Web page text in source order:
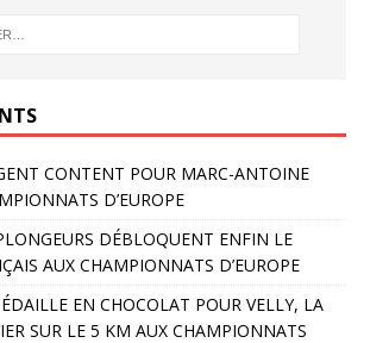
CONTENT POUR MARC-ANTOINE
D’EUROPE
DÉBLOQUENT ENFIN LE
AUX CHAMPIONNATS D’EUROPE
EN CHOCOLAT POUR VELLY, LA
SUR LE 5 KM AUX CHAMPIONNATS